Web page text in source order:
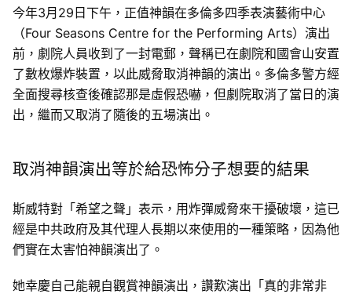
今年3月29日下午，正值神韻在多倫多四季表演藝術中心
（Four Seasons Centre for the Performing Arts）演出
前，劇院人員收到了一封電郵，聲稱已在劇院和國會山安置
了數枚爆炸裝置，以此威脅取消神韻的演出。多倫多警方經
全面搜尋核查後確認那是虛假恐嚇，但劇院取消了當日的演
出，繼而又取消了隨後的五場演出。
取消神韻演出等於給恐怖分子想要的結果
斯威特對「希望之聲」表示，用炸彈威脅來干擾破壞，這已
經是中共政府及其代理人長期以來使用的一種策略，因為他
們實在太害怕神韻演出了。
她幸慶自己能親自觀賞神韻演出，讚歎演出「真的非常非